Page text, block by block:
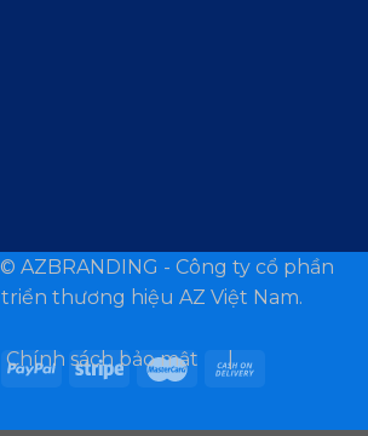
AZBRANDING - Công ty cổ phần
thương hiệu AZ Việt Nam.
sách bảo mật |